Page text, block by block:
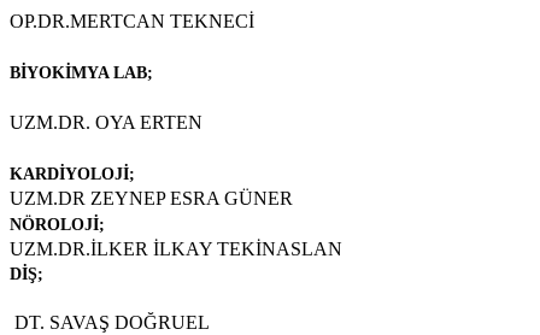
OP.DR.MERTCAN TEKNECİ
BİYOKİMYA LAB;
UZM.DR. OYA ERTEN
KARDİYOLOJİ;
UZM.DR ZEYNEP ESRA GÜNER
NÖROLOJİ;
UZM.DR.İLKER İLKAY TEKİNASLAN
DİŞ;
DT. SAVAŞ DOĞRUEL